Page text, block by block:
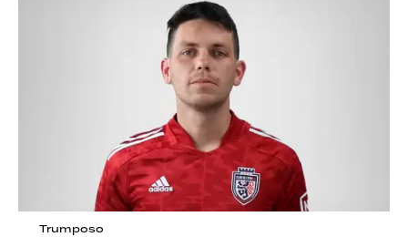
Trumposo